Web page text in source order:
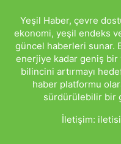
Yeşil Haber, çevre
ekonomi, yeşil endeks
güncel haberleri sunar.
enerjiye kadar geniş
bilincini artırmayı
haber platformu
sürdürülebilir bir
İletişim: